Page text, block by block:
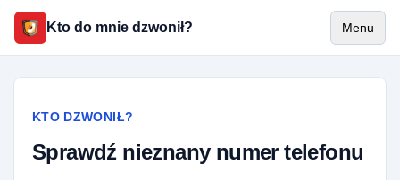
Kto do mnie dzwonił? Menu
KTO DZWONIŁ?
Sprawdź nieznany numer telefonu